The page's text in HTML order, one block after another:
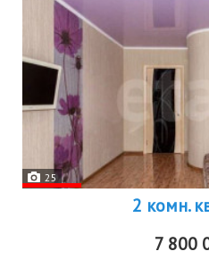
25
2 комн.
7 800